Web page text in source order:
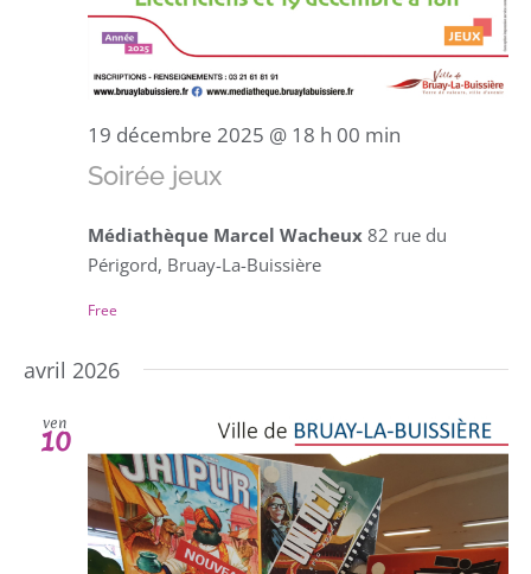
19 décembre 2025 @ 18 h 00 min
Soirée jeux
Médiathèque Marcel Wacheux 82 rue du
Périgord, Bruay-La-Buissière
Free
avril 2026
ven
10